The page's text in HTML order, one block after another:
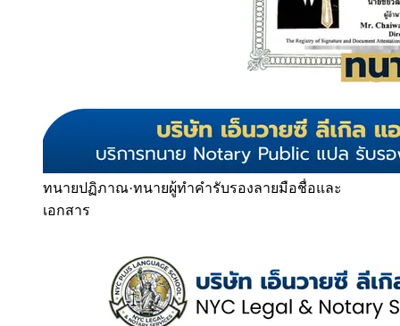
ทนายปฏิภาณ·ทนายผู้ทำคำรับรองลายมือชื่อและ
เอกสาร